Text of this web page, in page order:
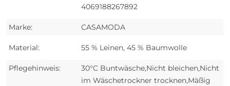
4069188267892
Marke: CASAMODA
Material: 55 % Leinen, 45 % Baumwolle
Pflegehinweis:
30°C Buntwäsche,Nicht bleichen,Nicht
im Wäschetrockner trocknen,Mäßig